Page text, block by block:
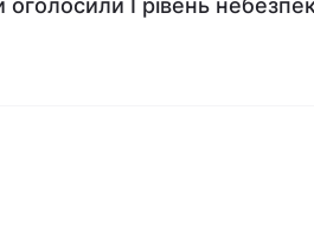
І рівень